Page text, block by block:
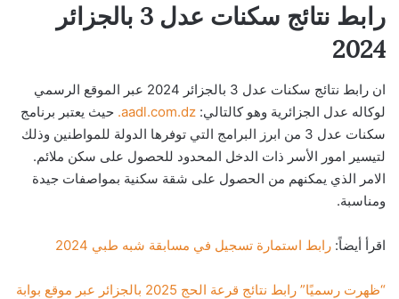
رابط نتائج سكنات عدل 3 بالجزائر
2024
ان رابط نتائج سكنات عدل 3 بالجزائر 2024 عبر الموقع الرسمي
لوكاله عدل الجزائرية وهو كالتالي: aadl.com.dz. حيث يعتبر برنامج
سكنات عدل 3 من ابرز البرامج التي توفرها الدولة للمواطنين وذلك
لتيسير امور الأسر ذات الدخل المحدود للحصول على سكن ملائم.
الامر الذي يمكنهم من الحصول على شقة سكنية بمواصفات جيدة
ومناسبة.
اقرأ أيضاً: رابط استمارة تسجيل في مسابقة شبه طبي 2024
“ظهرت رسميًا” رابط نتائج قرعة الحج 2025 بالجزائر عبر موقع بوابة